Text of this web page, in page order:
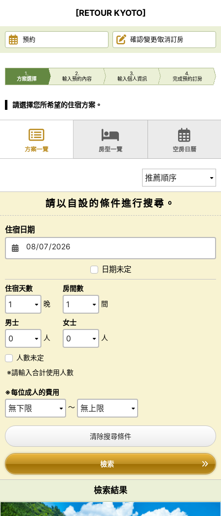
[RETOUR KYOTO]
預約 確認∕變更∕取消訂房
1
方案選擇
2
輸入預約內容
3
輸入個人資訊
4
完成預約訂房
請選擇您所希望的住宿方案。
方案一覽 房型一覽 空房日曆
請以自設的條件進行搜尋。
住宿日期
日期未定
住宿天數
晚
房間數
間
男士
人
女士
人
人數未定
※請輸入合計使用人數
※每位成人的費用
～
清除搜尋條件
檢索
檢索結果